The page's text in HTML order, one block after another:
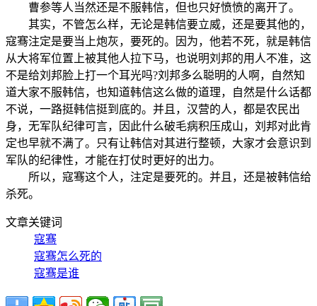
曹参等人当然还是不服韩信，但也只好愤愤的离开了。
其实，不管怎么样，无论是韩信要立威，还是要其他的，
寇骞注定是要当上炮灰，要死的。因为，他若不死，就是韩信
从大将军位置上被其他人拉下马，也说明刘邦的用人不准，这
不是给刘邦脸上打一个耳光吗?刘邦多么聪明的人啊，自然知
道大家不服韩信，也知道韩信这么做的道理，自然是什么话都
不说，一路挺韩信挺到底的。并且，汉营的人，都是农民出
身，无军队纪律可言，因此什么破毛病积压成山，刘邦对此肯
定也早就不满了。只有让韩信对其进行整顿，大家才会意识到
军队的纪律性，才能在打仗时更好的出力。
所以，寇骞这个人，注定是要死的。并且，还是被韩信给
杀死。
文章关键词
寇骞
寇骞怎么死的
寇骞是谁